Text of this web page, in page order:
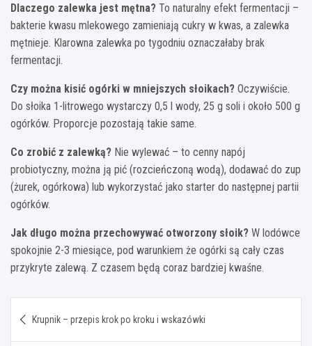
Dlaczego zalewka jest mętna? To naturalny efekt fermentacji –
bakterie kwasu mlekowego zamieniają cukry w kwas, a zalewka
mętnieje. Klarowna zalewka po tygodniu oznaczałaby brak
fermentacji.
Czy można kisić ogórki w mniejszych słoikach? Oczywiście.
Do słoika 1-litrowego wystarczy 0,5 l wody, 25 g soli i około 500 g
ogórków. Proporcje pozostają takie same.
Co zrobić z zalewką? Nie wylewać – to cenny napój
probiotyczny, można ją pić (rozcieńczoną wodą), dodawać do zup
(żurek, ogórkowa) lub wykorzystać jako starter do następnej partii
ogórków.
Jak długo można przechowywać otworzony słoik? W lodówce
spokojnie 2-3 miesiące, pod warunkiem że ogórki są cały czas
przykryte zalewą. Z czasem będą coraz bardziej kwaśne.
wpisu
Krupnik – przepis krok po kroku i wskazówki